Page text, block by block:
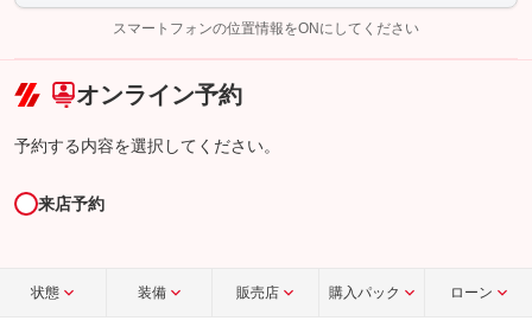
完了してください。
こちら
スマートフォンの位置情報をONにしてください
オンライン予約
予約する内容を選択してください。
来店予約
状態 装備 販売店 購入パック ローン